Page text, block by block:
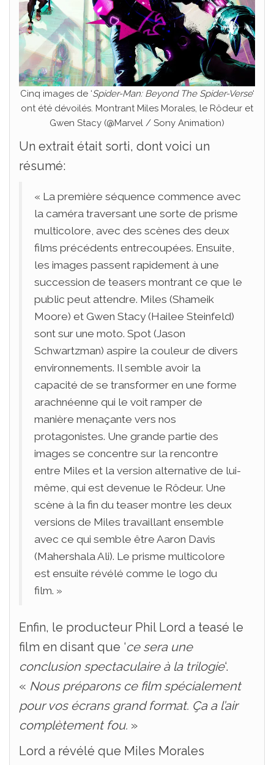
Cinq images de ‘Spider-Man: Beyond The Spider-Verse‘
ont été dévoilés. Montrant Miles Morales, le Rôdeur et
Gwen Stacy (@Marvel / Sony Animation)
Un extrait était sorti, dont voici un
résumé:
« La première séquence commence avec
la caméra traversant une sorte de prisme
multicolore, avec des scènes des deux
films précédents entrecoupées. Ensuite,
les images passent rapidement à une
succession de teasers montrant ce que le
public peut attendre. Miles (Shameik
Moore) et Gwen Stacy (Hailee Steinfeld)
sont sur une moto. Spot (Jason
Schwartzman) aspire la couleur de divers
environnements. Il semble avoir la
capacité de se transformer en une forme
arachnéenne qui le voit ramper de
manière menaçante vers nos
protagonistes. Une grande partie des
images se concentre sur la rencontre
entre Miles et la version alternative de lui-
même, qui est devenue le Rôdeur. Une
scène à la fin du teaser montre les deux
versions de Miles travaillant ensemble
avec ce qui semble être Aaron Davis
(Mahershala Ali). Le prisme multicolore
est ensuite révélé comme le logo du
film. »
Enfin, le producteur Phil Lord a teasé le
film en disant que ‘ce sera une
conclusion spectaculaire à la trilogie‘.
« Nous préparons ce film spécialement
pour vos écrans grand format. Ça a l’air
complètement fou. »
Lord a révélé que Miles Morales